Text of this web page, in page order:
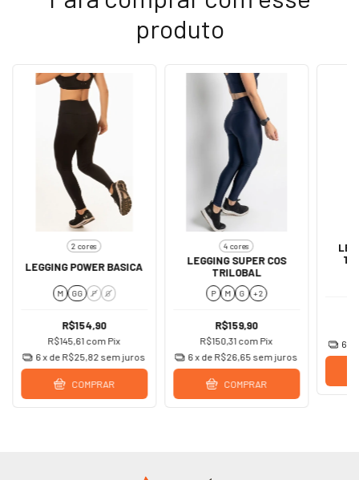
produto
2 cores
LEGGING POWER BASICA
M GG P G
R$154,90
R$145,61 com Pix
6x de R$25,82 sem juros
COMPRAR
4 cores
LEGGING SUPER COS
TRILOBAL
P M G + 2
R$159,90
R$150,31 com Pix
6 x de R$26,65 sem juros
COMPRAR
6